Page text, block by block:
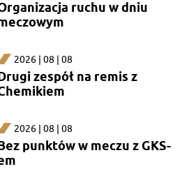
ruchu w dniu
2026 | 08 | 08
zespół na remis z
2026 | 08 | 08
punktów w meczu z GKS-